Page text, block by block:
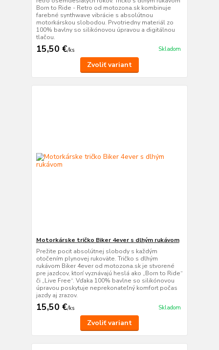
Born to Ride - Retro od motozona.sk kombinuje
farebné synthwave vibrácie s absolútnou
motorkárskou slobodou. Prvotriedny materiál zo
100% bavlny so silikónovou úpravou a digitálnou
tlačou.
15,50 €/ks Skladom
Zvoliť variant
Motorkárske tričko Biker 4ever s dlhým rukávom
Prežite pocit absolútnej slobody s každým
otočením plynovej rukoväte. Tričko s dlhým
rukávom Biker 4ever od motozona.sk je stvorené
pre jazdcov, ktorí vyznávajú heslá ako „Born to Ride“
či „Live Free“. Vďaka 100% bavlne so silikónovou
úpravou poskytuje neprekonateľný komfort počas
jazdy aj zrazov.
15,50 €/ks Skladom
Zvoliť variant